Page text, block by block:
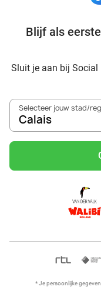
Blijf als
Sluit je aan bij Social
Selecteer jouw stad/
Calais
* Je persoonlijke
Ontdek alle
Voordelig genieten
Visitez Eauzone SPA
Allez au spa à Calais
Petit-déjeuner et
Mangez des sushis à
dus